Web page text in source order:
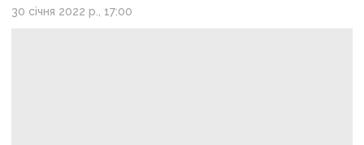
30 січня 2022 р., 17:00